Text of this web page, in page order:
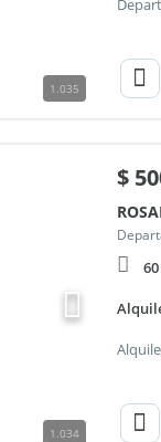
1.035
1.034
$